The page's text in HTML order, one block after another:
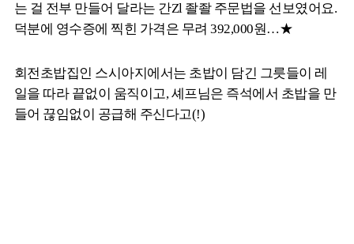
는 걸 전부 만들어 달라는 간Zl 좔좔 주문법을 선보였어요.
덕분에 영수증에 찍힌 가격은 무려 392,000원…★
회전초밥집인 스시아지에서는 초밥이 담긴 그릇들이 레
일을 따라 끝없이 움직이고, 셰프님은 즉석에서 초밥을 만
들어 끊임없이 공급해 주신다고(!)